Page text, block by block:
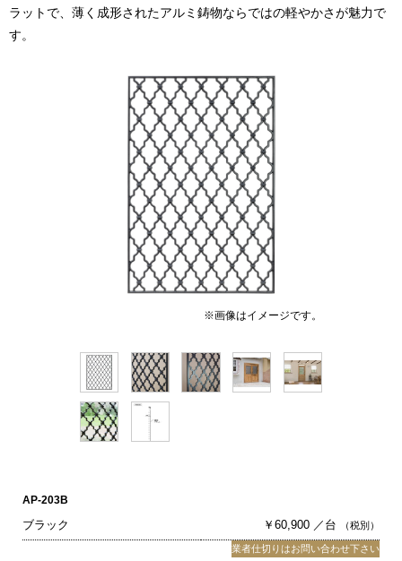
ラットで、薄く成形されたアルミ鋳物ならではの軽やかさが魅力で
す。
※画像はイメージです。
AP-203B
ブラック ￥60,900 ／台 （税別）
業者仕切りはお問い合わせ下さい